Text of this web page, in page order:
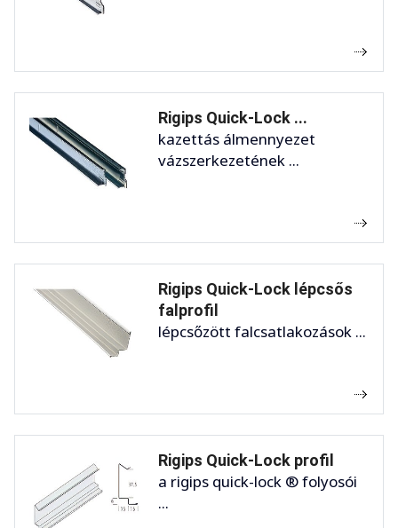
Rigips Quick-Lock ...
kazettás álmennyezet
vázszerkezetének ...
Rigips Quick-Lock lépcsős
falprofil
lépcsőzött falcsatlakozások ...
Rigips Quick-Lock profil
a rigips quick-lock ® folyosói
...